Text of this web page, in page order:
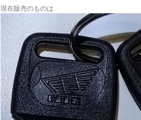
現在販売のものは